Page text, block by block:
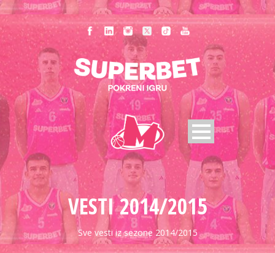
VESTI 2014/2015
Sve vesti iz sezone 2014/2015